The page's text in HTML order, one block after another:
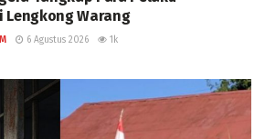
Lengkong Warang
6 Agustus 2026 1k